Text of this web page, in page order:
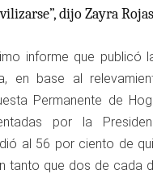
dijo Zayra
informe que publicó
en base al
Permanente de
por la
al 56 por ciento de
tanto que dos de cada